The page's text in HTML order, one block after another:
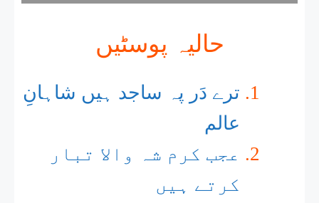
حالیہ پوسٹیں
ترے دَر پہ ساجد ہیں شاہانِ
عالم
عجب کرم شہ والا تبار
کرتے ہیں